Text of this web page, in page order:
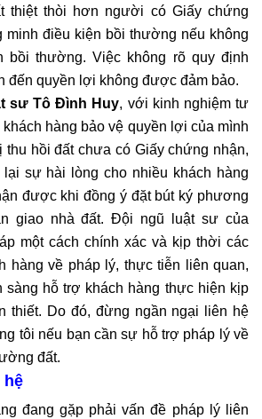
thiệt thòi hơn người có Giấy chứng
minh điều kiện bồi thường nếu không
bồi thường. Việc không rõ quy định
đến quyền lợi không được đảm bảo.
sư Tô Đình Huy, với kinh nghiệm tư
hàng bảo vệ quyền lợi của mình
hồi đất chưa có Giấy chứng nhận,
sự hài lòng cho nhiều khách hàng
được khi đồng ý đặt bút ký phương
giao nhà đất. Đội ngũ luật sư của
một cách chính xác và kịp thời các
hàng về pháp lý, thực tiễn liên quan,
sàng hỗ trợ khách hàng thực hiện kịp
thiết. Do đó, đừng ngần ngại liên hệ
tôi nếu bạn cần sự hỗ trợ pháp lý về
đất.
hệ
đang gặp phải vấn đề pháp lý liên